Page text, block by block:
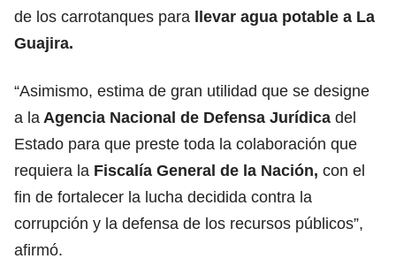
de los carrotanques para llevar agua potable a La
Guajira.
“Asimismo, estima de gran utilidad que se designe
a la Agencia Nacional de Defensa Jurídica del
Estado para que preste toda la colaboración que
requiera la Fiscalía General de la Nación, con el
fin de fortalecer la lucha decidida contra la
corrupción y la defensa de los recursos públicos”,
afirmó.